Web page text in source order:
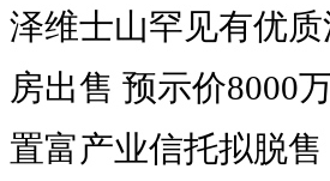
泽维士山罕见有优质
房出售 预示价8000
置富产业信托拟脱售